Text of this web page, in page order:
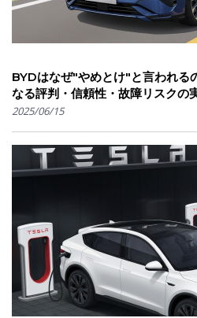
BYDはなぜ"やめとけ"と言われる
なる評判・信頼性・故障リスクの
2025/06/15